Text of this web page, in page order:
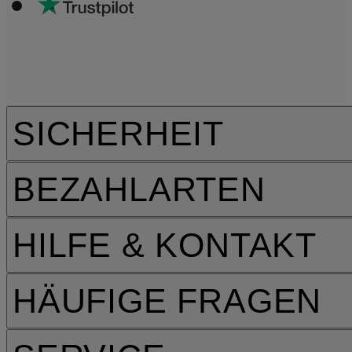
HILFE & KONTAKT
HÄUFIGE FRAGEN
SICHERHEIT
BEZAHLARTEN